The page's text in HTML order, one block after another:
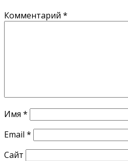
Комментарий *
Имя *
Email *
Сайт